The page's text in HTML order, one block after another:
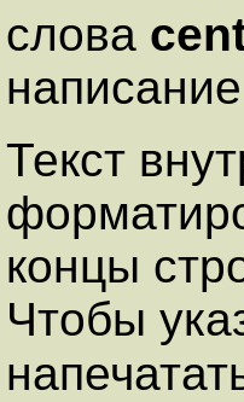
слова
Текст
концы
Чтобы